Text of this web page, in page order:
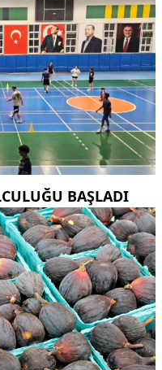
BAŞLADI